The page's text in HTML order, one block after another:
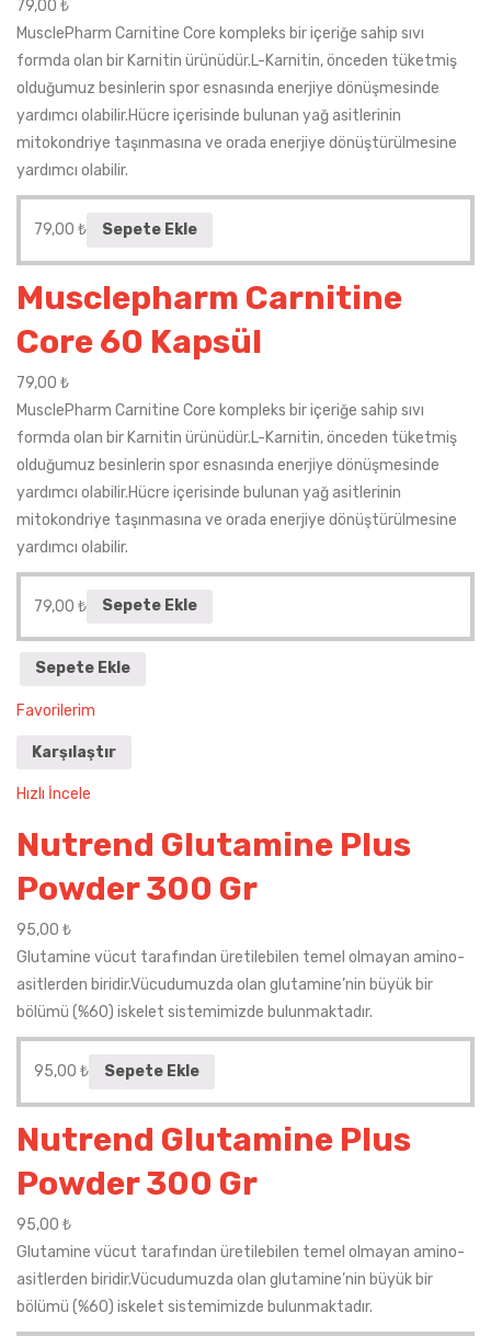
79,00 ₺
MusclePharm Carnitine Core kompleks bir içeriğe sahip sıvı
formda olan bir Karnitin ürünüdür.L-Karnitin, önceden tüketmiş
olduğumuz besinlerin spor esnasında enerjiye dönüşmesinde
yardımcı olabilir.Hücre içerisinde bulunan yağ asitlerinin
mitokondriye taşınmasına ve orada enerjiye dönüştürülmesine
yardımcı olabilir.
79,00 ₺ Sepete Ekle
Musclepharm Carnitine
Core 60 Kapsül
79,00 ₺
MusclePharm Carnitine Core kompleks bir içeriğe sahip sıvı
formda olan bir Karnitin ürünüdür.L-Karnitin, önceden tüketmiş
olduğumuz besinlerin spor esnasında enerjiye dönüşmesinde
yardımcı olabilir.Hücre içerisinde bulunan yağ asitlerinin
mitokondriye taşınmasına ve orada enerjiye dönüştürülmesine
yardımcı olabilir.
79,00 ₺ Sepete Ekle
Sepete Ekle
Favorilerim
Karşılaştır
Hızlı İncele
Nutrend Glutamine Plus
Powder 300 Gr
95,00 ₺
Glutamine vücut tarafından üretilebilen temel olmayan amino-
asitlerden biridir.Vücudumuzda olan glutamine’nin büyük bir
bölümü (%60) iskelet sistemimizde bulunmaktadır.
95,00 ₺ Sepete Ekle
Nutrend Glutamine Plus
Powder 300 Gr
95,00 ₺
Glutamine vücut tarafından üretilebilen temel olmayan amino-
asitlerden biridir.Vücudumuzda olan glutamine’nin büyük bir
bölümü (%60) iskelet sistemimizde bulunmaktadır.